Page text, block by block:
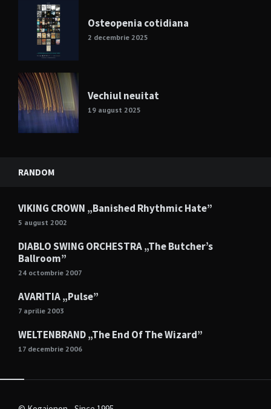
Osteopenia cotidiana
2 decembrie 2025
Vechiul neuitat
19 august 2025
RANDOM
VIKING CROWN „Banished Rhythmic Hate”
5 august 2002
DIABLO SWING ORCHESTRA „The Butcher’s
Ballroom”
24 octombrie 2007
AVARITIA „Pulse”
7 aprilie 2003
WELTENBRAND „The End Of The Wizard”
17 decembrie 2006